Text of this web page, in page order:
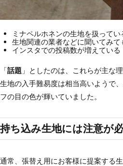
ミナペルホネンの生地を扱って
生地関連の業者などに聞いてみて
インスタでの投稿数が増えている
「話題 」としたのは、これらが主な理
生地の入手難易度は相当高いようで
フの目の色が輝いていました。
持ち込み生地には注意が
通常、張替え用にお客様に提案する